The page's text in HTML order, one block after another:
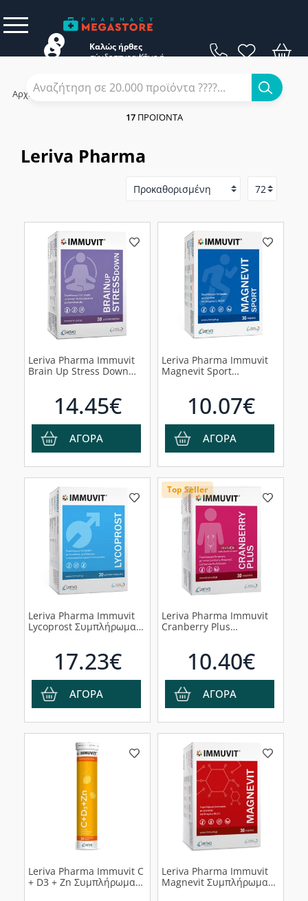
Καλώς ήρθες
Κάνε
σύνδεση ή
εγγραφή
Αρχική / Εταιρίες
Leriva Pharma
17ΠΡΟΪΌΝΤΑ
Leriva Pharma
Leriva Pharma Immuvit
Brain Up Stress Down
Εγκεφάλου, 30 κάψουλες
14.45€
ΑΓΟΡΑ
Leriva Pharma Immuvit
Magnevit Sport
κάψουλες10.07€
ΑΓΟΡΑ
Leriva Pharma Immuvit
Lycoprost Συμπλήρωμα
Προστάτη, 30 κάψουλες
17.23€
ΑΓΟΡΑ
Top Seller
Leriva Pharma Immuvit
Cranberry Plus
τις Ουρολοιμώξεις, 30
κάψουλες10.40€
ΑΓΟΡΑ
Leriva Pharma Immuvit C
+ D3 + Zn Συμπλήρωμα
Leriva Pharma Immuvit
Magnevit Συμπλήρωμα